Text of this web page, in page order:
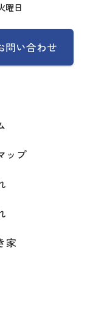
曜日
問い合わせ
ップ
家